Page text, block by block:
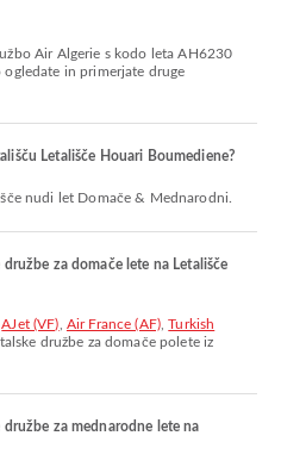
in primerjate druge
Letališče Houari Boumediene?
nudi let Domače & Mednarodni.
za domače lete na Letališče
,AJet (VF) Air France (AF) ,Turkish
družbe za domače polete iz
za mednarodne lete na